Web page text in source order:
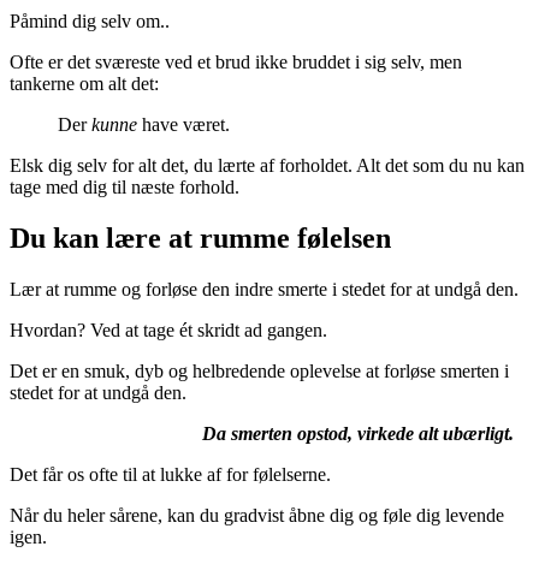
Påmind dig selv om..
Ofte er det sværeste ved et brud ikke bruddet i sig selv, men
tankerne om alt det:
Derkunne have været.
Elsk dig selv for alt det, du lærte af forholdet. Alt det som du nu kan
tage med dig til næste forhold.
Du kan lære at rumme følelsen
Lær at rumme og forløse den indre smerte i stedet for at undgå den.
Hvordan? Ved at tage ét skridt ad gangen.
Det er en smuk, dyb og helbredende oplevelse at forløse smerten i
stedet for at undgå den.
Da smerten opstod, virkede alt ubærligt.
Det får os ofte til at lukke af for følelserne.
Når du heler sårene, kan du gradvist åbne dig og føle dig levende
igen.